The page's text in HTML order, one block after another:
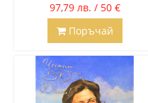
97,79 лв. / 50 €
Поръчай